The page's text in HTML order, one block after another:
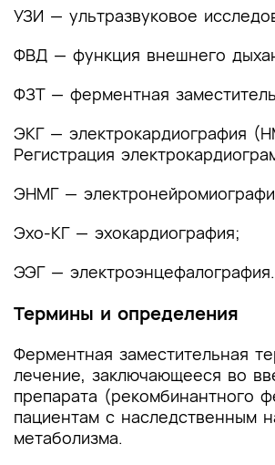
2.4 Инструментальные
исследования
2.5 Иные диагностические
3. Лечение, включая
немедикаментозную терапии,
обезболивание, медицинские
противопоказания к применению
лечения
4. Медицинская реабилитация и
курортное лечение, медицинские
противопоказания к применению
основанных на использовании
5. Профилактика и диспансерное
медицинские показания и
применению методов
УЗИ — ультразвуковое
ФВД — функция внешнего
ФЗТ — ферментная
ЭКГ — электрокардиография
Регистрация
ЭНМГ —
Эхо-КГ — эхокардиография;
ЭЭГ — электроэнцефалография.
Термины и определения
Ферментная заместительная
лечение, заключающееся во
препарата (рекомбинантного
пациентам с наследственным
метаболизма.